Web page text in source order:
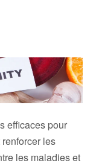
efficaces pour
les
les maladies et